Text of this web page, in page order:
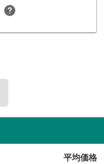
平均価格